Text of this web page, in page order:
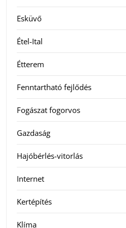
Esküvő
Étel-Ital
Étterem
Fenntartható fejlődés
Fogászat fogorvos
Gazdaság
Hajóbérlés-vitorlás
Internet
Kertépítés
Klíma